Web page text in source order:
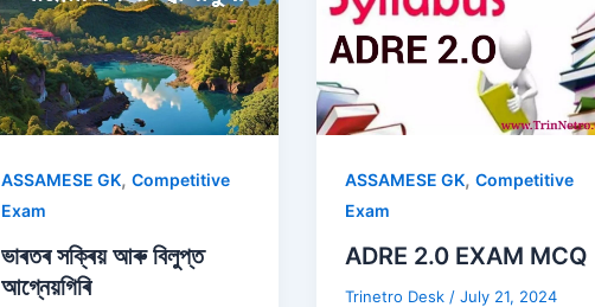
ASSAMESE GK, Competitive
Exam
ভাৰতৰ সক্ৰিয় আৰু বিলুপ্ত
আগ্নেয়গিৰি
ASSAMESE GK,Competitive
Exam
ADRE 2.0 EXAM MCQ
Trinetro Desk /July 21, 2024